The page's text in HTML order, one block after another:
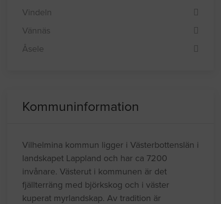
Vindeln
Vännäs
Åsele
Kommuninformation
Vilhelmina kommun ligger i Västerbottenslän i
landskapet Lappland och har ca 7200
invånare. Västerut i kommunen är det
fjällterräng med björkskog och i väster
kuperat myrlandskap. Av tradition är